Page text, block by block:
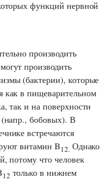
функций нервной
производить
производить
(бактерии), которые
как в пищеварительном
так и на поверхности
(напр., бобовых). В
встречаются
витамин B12. Однако
потому что человек
12 только в нижнем